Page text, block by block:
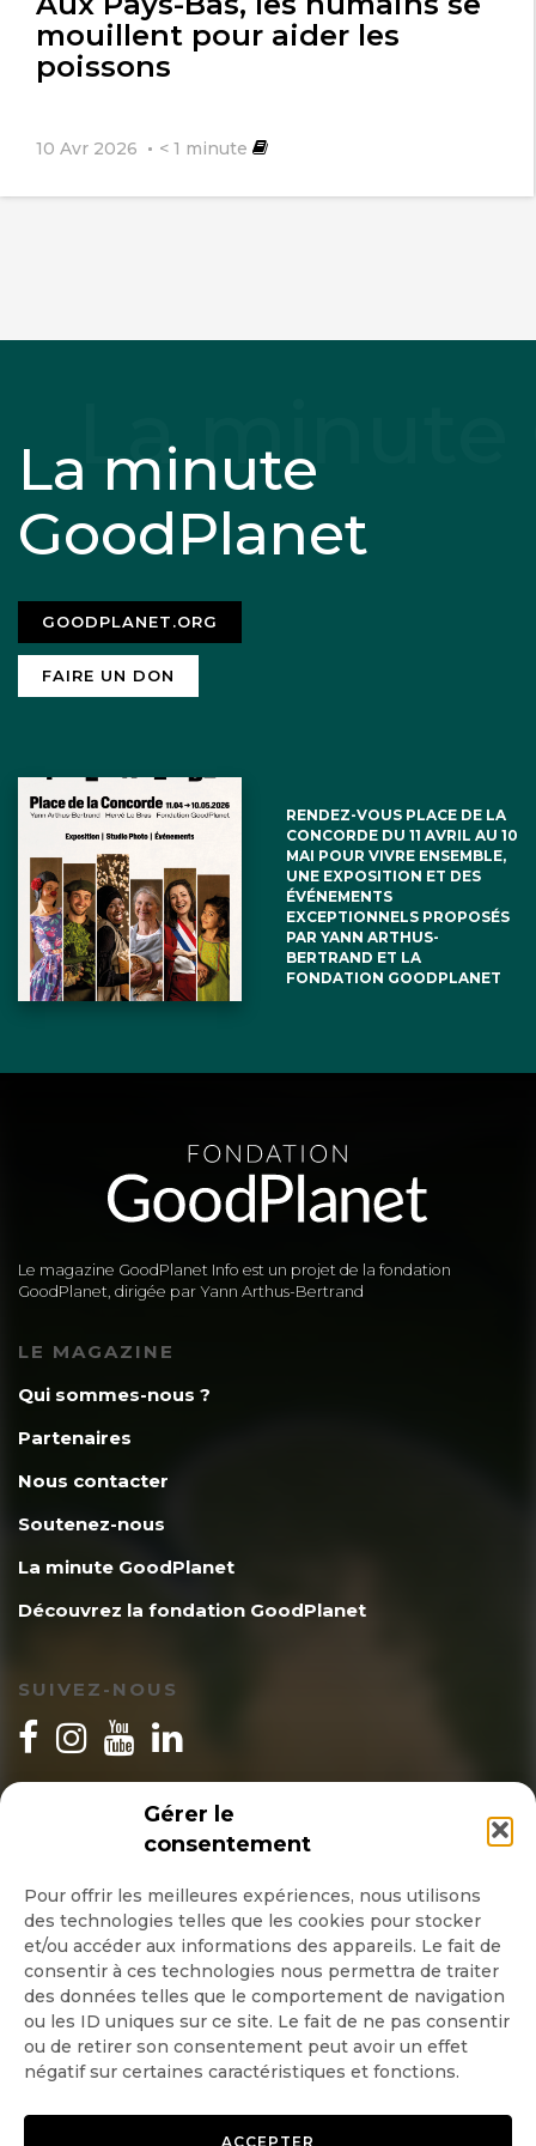
Gérer le
consentement
Pour offrir les meilleures expériences, nous utilisons
des technologies telles que les cookies pour stocker
et/ou accéder aux informations des appareils. Le fait de
consentir à ces technologies nous permettra de traiter
des données telles que le comportement de navigation
ou les ID uniques sur ce site. Le fait de ne pas consentir
ou de retirer son consentement peut avoir un effet
négatif sur certaines caractéristiques et fonctions.
ACCEPTER
mouillent pour aider les
poissons
10 Avr 2026 < 1 minute
La minute
GoodPlanet
GOODPLANET.ORG
FAIRE UN DON
RENDEZ-VOUS PLACE DE LA
CONCORDE DU 11 AVRIL AU 10
MAI POUR VIVRE ENSEMBLE,
UNE EXPOSITION ET DES
ÉVÉNEMENTS
EXCEPTIONNELS PROPOSÉS
PAR YANN ARTHUS-
BERTRAND ET LA
FONDATION GOODPLANET
Le magazine GoodPlanet Info est un projet de la fondation
GoodPlanet, dirigée par Yann Arthus-Bertrand
LE MAGAZINE
Qui sommes-nous ?
Partenaires
Nous contacter
Soutenez-nous
La minute GoodPlanet
Découvrez la fondation GoodPlanet
SUIVEZ-NOUS
INSCRIPTION NEWSLETTER
Quotidienne
Hebdo
OK